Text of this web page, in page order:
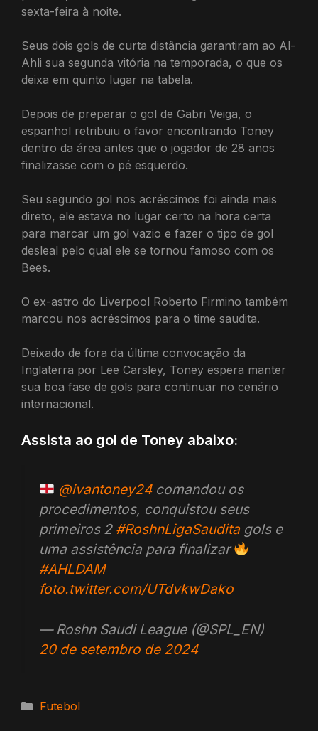
sexta-feira à noite.
Seus dois gols de curta distância garantiram ao Al-
Ahli sua segunda vitória na temporada, o que os
deixa em quinto lugar na tabela.
Depois de preparar o gol de Gabri Veiga, o
espanhol retribuiu o favor encontrando Toney
dentro da área antes que o jogador de 28 anos
finalizasse com o pé esquerdo.
Seu segundo gol nos acréscimos foi ainda mais
direto, ele estava no lugar certo na hora certa
para marcar um gol vazio e fazer o tipo de gol
desleal pelo qual ele se tornou famoso com os
Bees.
O ex-astro do Liverpool Roberto Firmino também
marcou nos acréscimos para o time saudita.
Deixado de fora da última convocação da
Inglaterra por Lee Carsley, Toney espera manter
sua boa fase de gols para continuar no cenário
internacional.
Assista ao gol de Toney abaixo:
@ivantoney24comandou os
procedimentos, conquistou seus
primeiros 2 #RoshnLigaSauditagols e
uma assistência para finalizar
#AHLDAM
foto.twitter.com/UTdvkwDako
— Roshn Saudi League (@SPL_EN)
20 de setembro de 2024
Categorias
Futebol